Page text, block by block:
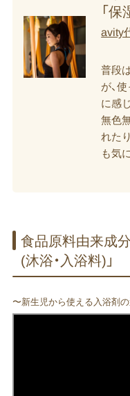
「
avity
普段
が、
に感
無色
れた
も気
食品​原料由来成
(沐浴・​入浴料)」
〜新生児から使える入浴剤